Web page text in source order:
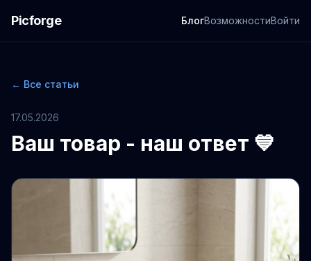
Picforge БлогВозможностиВойти
← Все статьи
17.05.2026
Ваш товар - наш ответ 💙